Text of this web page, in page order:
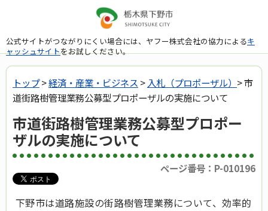
公式サイトがつながりにくい場合には、ヤフー株式会社の協力によるキ
ャッシュサイトをお試しください。
トップ>経済・産業・ビジネス > 入札（プロポーザル） > 市
道街路樹管理業務公募型プロポーザルの実施について
市道街路樹管理業務公募型プロポー
ザルの実施について
ページ番号：P-010196
下野市は道路施設の街路樹管理業務について、効率的